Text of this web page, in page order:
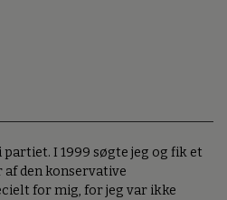
I 1999 søgte jeg og fik et
den konservative
for mig, for jeg var ikke